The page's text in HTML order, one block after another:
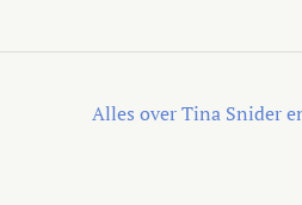
Alles over Tina Snider